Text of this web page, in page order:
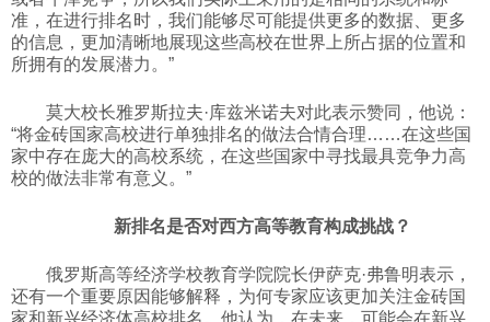
准，在进行排名时，我们能够尽可能提供更多的数据、更多
的信息，更加清晰地展现这些高校在世界上所占据的位置和
所拥有的发展潜力。”
莫大校长雅罗斯拉夫·库兹米诺夫对此表示赞同，他说：
“将金砖国家高校进行单独排名的做法合情合理……在这些国
家中存在庞大的高校系统，在这些国家中寻找最具竞争力高
校的做法非常有意义。”
新排名是否对西方高等教育构成挑战？
俄罗斯高等经济学校教育学院院长伊萨克·弗鲁明表示，
还有一个重要原因能够解释，为何专家应该更加关注金砖国
家和新兴经济体高校排名。他认为，在未来，可能会在新兴